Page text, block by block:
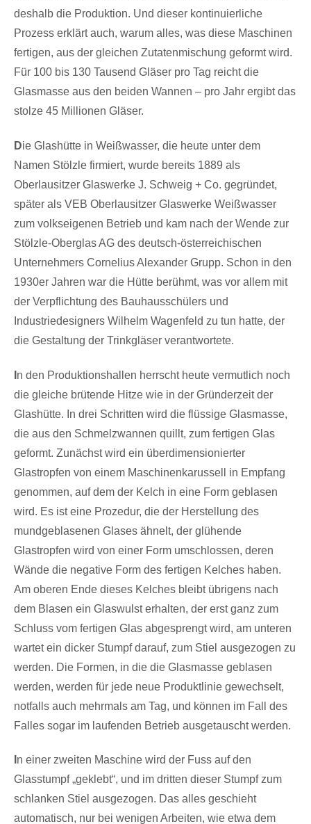
deshalb die Produktion. Und dieser kontinuierliche
Prozess erklärt auch, warum alles, was diese Maschinen
fertigen, aus der gleichen Zutatenmischung geformt wird.
Für 100 bis 130 Tausend Gläser pro Tag reicht die
Glasmasse aus den beiden Wannen – pro Jahr ergibt das
stolze 45 Millionen Gläser.
Die Glashütte in Weißwasser, die heute unter dem
Namen Stölzle firmiert, wurde bereits 1889 als
Oberlausitzer Glaswerke J. Schweig + Co. gegründet,
später als VEB Oberlausitzer Glaswerke Weißwasser
zum volkseigenen Betrieb und kam nach der Wende zur
Stölzle-Oberglas AG des deutsch-österreichischen
Unternehmers Cornelius Alexander Grupp. Schon in den
1930er Jahren war die Hütte berühmt, was vor allem mit
der Verpflichtung des Bauhausschülers und
Industriedesigners Wilhelm Wagenfeld zu tun hatte, der
die Gestaltung der Trinkgläser verantwortete.
n den Produktionshallen herrscht heute vermutlich noch
die gleiche brütende Hitze wie in der Gründerzeit der
Glashütte. In drei Schritten wird die flüssige Glasmasse,
die aus den Schmelzwannen quillt, zum fertigen Glas
geformt. Zunächst wird ein überdimensionierter
Glastropfen von einem Maschinenkarussell in Empfang
genommen, auf dem der Kelch in eine Form geblasen
wird. Es ist eine Prozedur, die der Herstellung des
mundgeblasenen Glases ähnelt, der glühende
Glastropfen wird von einer Form umschlossen, deren
Wände die negative Form des fertigen Kelches haben.
Am oberen Ende dieses Kelches bleibt übrigens nach
dem Blasen ein Glaswulst erhalten, der erst ganz zum
Schluss vom fertigen Glas abgesprengt wird, am unteren
wartet ein dicker Stumpf darauf, zum Stiel ausgezogen zu
werden. Die Formen, in die die Glasmasse geblasen
werden, werden für jede neue Produktlinie gewechselt,
notfalls auch mehrmals am Tag, und können im Fall des
Falles sogar im laufenden Betrieb ausgetauscht werden.
n einer zweiten Maschine wird der Fuss auf den
Glasstumpf „geklebt“, und im dritten dieser Stumpf zum
schlanken Stiel ausgezogen. Das alles geschieht
automatisch, nur bei wenigen Arbeiten, wie etwa dem